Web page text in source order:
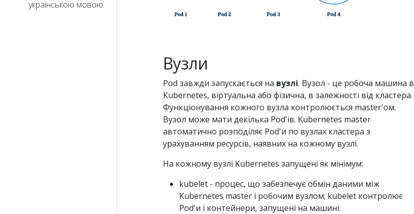
українською мовою
Вузли
Pod завжди запускається на вузлі. Вузол - це робоча машина в
Kubernetes, віртуальна або фізична, в залежності від кластера.
Функціонування кожного вузла контролюється master'ом.
Вузол може мати декілька Pod'ів. Kubernetes master
автоматично розподіляє Pod'и по вузлах кластера з
урахуванням ресурсів, наявних на кожному вузлі.
На кожному вузлі Kubernetes запущені як мінімум:
kubelet - процес, що забезпечує обмін даними між
Kubernetes master і робочим вузлом; kubelet контролює
Pod'и і контейнери, запущені на машині.